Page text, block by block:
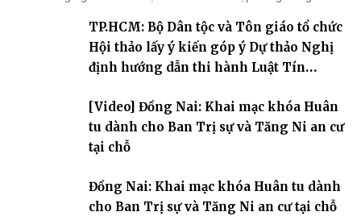
chỗ khu vực VII, VIII và trường hạ chùa Quốc Ân Khải Tường.
TP.HCM: Bộ Dân tộc và Tôn giáo tổ chức
Hội thảo lấy ý kiến góp ý Dự thảo Nghị
định hướng dẫn thi hành Luật Tín
[Video] Đồng Nai: Khai mạc khóa Huân
tu dành cho Ban Trị sự và Tăng Ni an cư
tại chỗ
Đồng Nai: Khai mạc khóa Huân tu dành
cho Ban Trị sự và Tăng Ni an cư tại chỗ